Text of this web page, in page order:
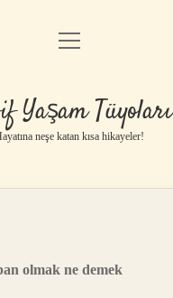
Anasayfa
Yasal Uyarı
menüyü
Yaşam Tüyoları
neşe katan kısa hikayeler!
olmak ne demek